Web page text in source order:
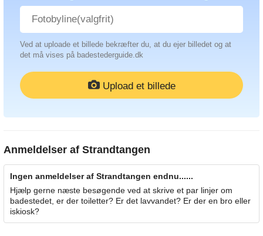
Ved at uploade et billede bekræfter du, at du ejer billedet og at
det må vises på badestederguide.dk
Upload et billede
Anmeldelser af Strandtangen
Ingen anmeldelser af Strandtangen endnu......
Hjælp gerne næste besøgende ved at skrive et par linjer om
badestedet, er der toiletter? Er det lavvandet? Er der en bro eller
iskiosk?